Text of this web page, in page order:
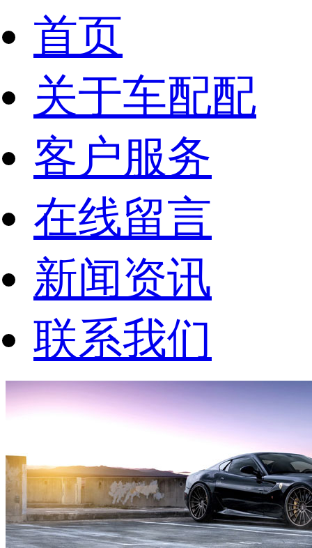
首页
关于车配配
客户服务
在线留言
新闻资讯
联系我们